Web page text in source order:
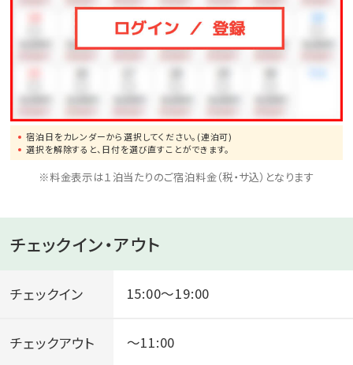
宿泊日をカレンダーから選択してください。(連泊可)
選択を解除すると、日付を選び直すことができます。
※料金表示は１泊当たりのご宿泊料金（税・サ込）となります
チェックイン・アウト
チェックイン 15:00～19:00
チェックアウト ～11:00